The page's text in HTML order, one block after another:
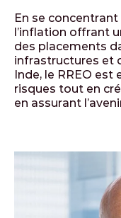
En se
l’inflation offrant
des placements
infrastructures et
Inde, le RREO est
risques tout en
en assurant